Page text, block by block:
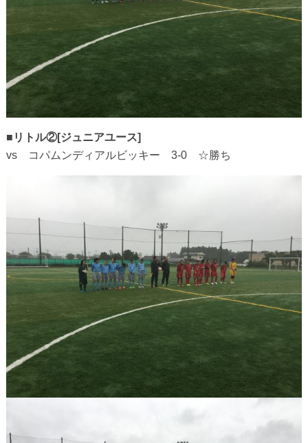
■リトル②[ジュニアユース]
vs コパムンディアルビッキー 3-0 ☆勝ち